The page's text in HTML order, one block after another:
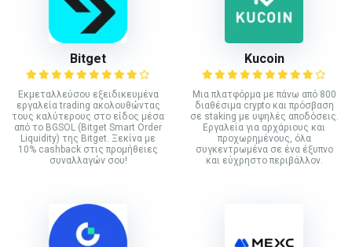
Bitget
Εκμεταλλεύσου εξειδικευμένα
εργαλεία trading ακολουθώντας
τους καλύτερους στο είδος μέσα
από το BGSOL (Bitget Smart Order
Liquidity) της Bitget. Ξεκίνα με
10% cashback στις προμήθειες
συναλλαγών σου!
Kucoin
Mια πλατφόρμα με πάνω από 800
διαθέσιμα crypto και πρόσβαση
σε staking με υψηλές αποδόσεις.
Εργαλεία για αρχάριους και
προχωρημένους, όλα
συγκεντρωμένα σε ένα έξυπνο
και εύχρηστο περιβάλλον.